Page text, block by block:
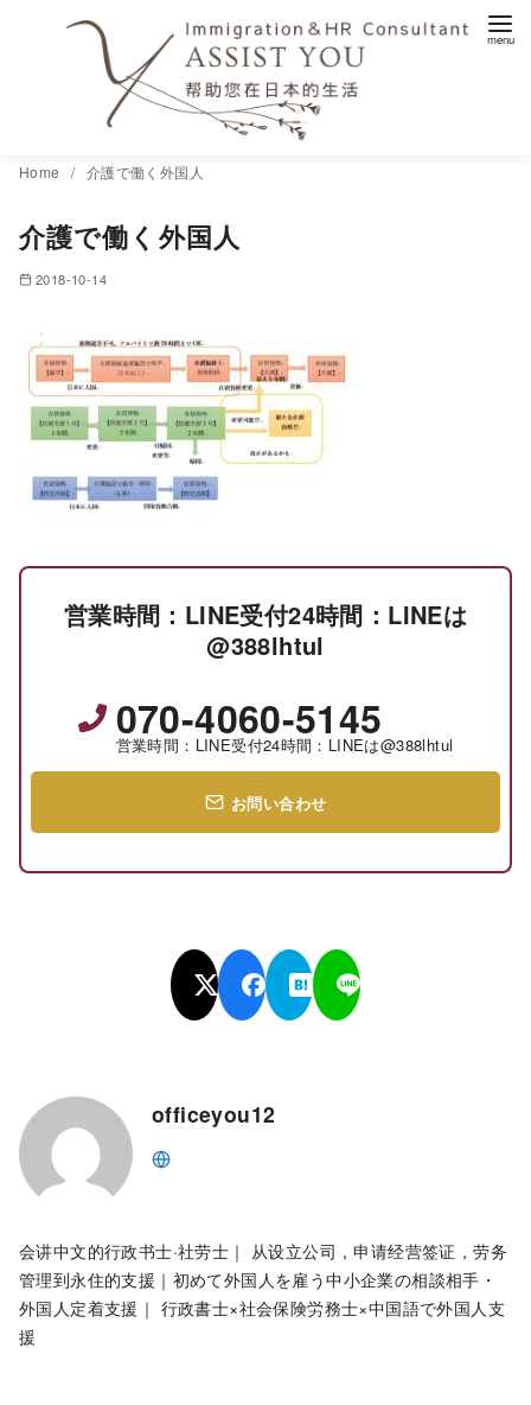
Home 介護で働く外国人
介護で働く外国人
2018-10-14
営業時間：LINE受付24時間：LINEは
@388lhtul
070-4060-5145
営業時間：LINE受付24時間：LINEは@388lhtul
お問い合わせ
officeyou12
会讲中文的行政书士·社劳士｜ 从设立公司，申请经营签证，劳务
管理到永住的支援｜初めて外国人を雇う中小企業の相談相手・
外国人定着支援｜ 行政書士×社会保険労務士×中国語で外国人支
援